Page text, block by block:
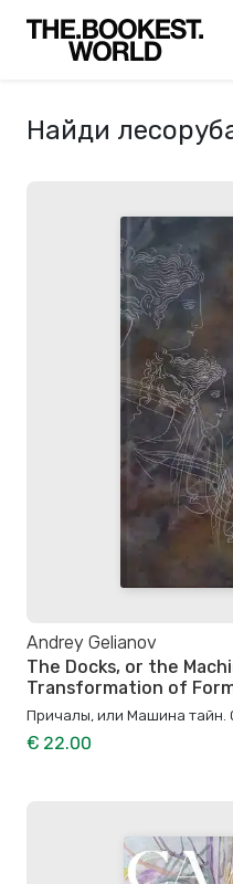
Найди
Andrey Gelianov
The Docks, or the
Transformation of
Причалы, или Машина тайн.
€ 22.00